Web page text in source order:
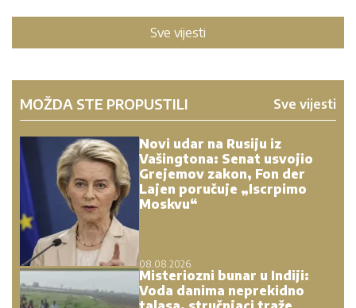
Sve vijesti
MOŽDA STE PROPUSTILI Sve vijesti
Novi udar na Rusiju iz
Vašingtona: Senat usvojio
Grejemov zakon, Fon der
Lajen poručuje „Iscrpimo
Moskvu“
08.08.2026.
Misteriozni bunar u Indiji:
Voda danima neprekidno